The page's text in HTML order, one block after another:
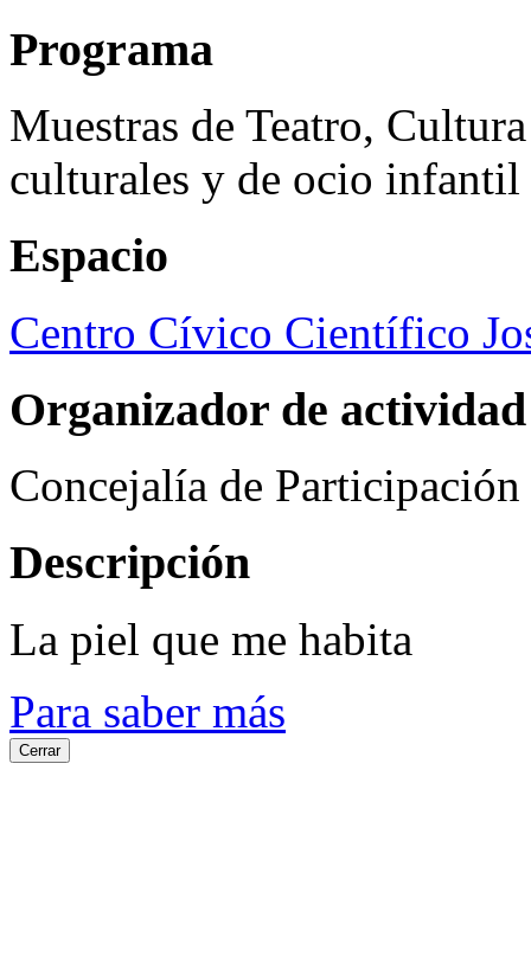
Programa
Muestras de Teatro,
culturales y de ocio infantil
Espacio
Centro Cívico Científico
Organizador de actividad
Concejalía de
Descripción
La piel que me habita
Para saber más
Cerrar